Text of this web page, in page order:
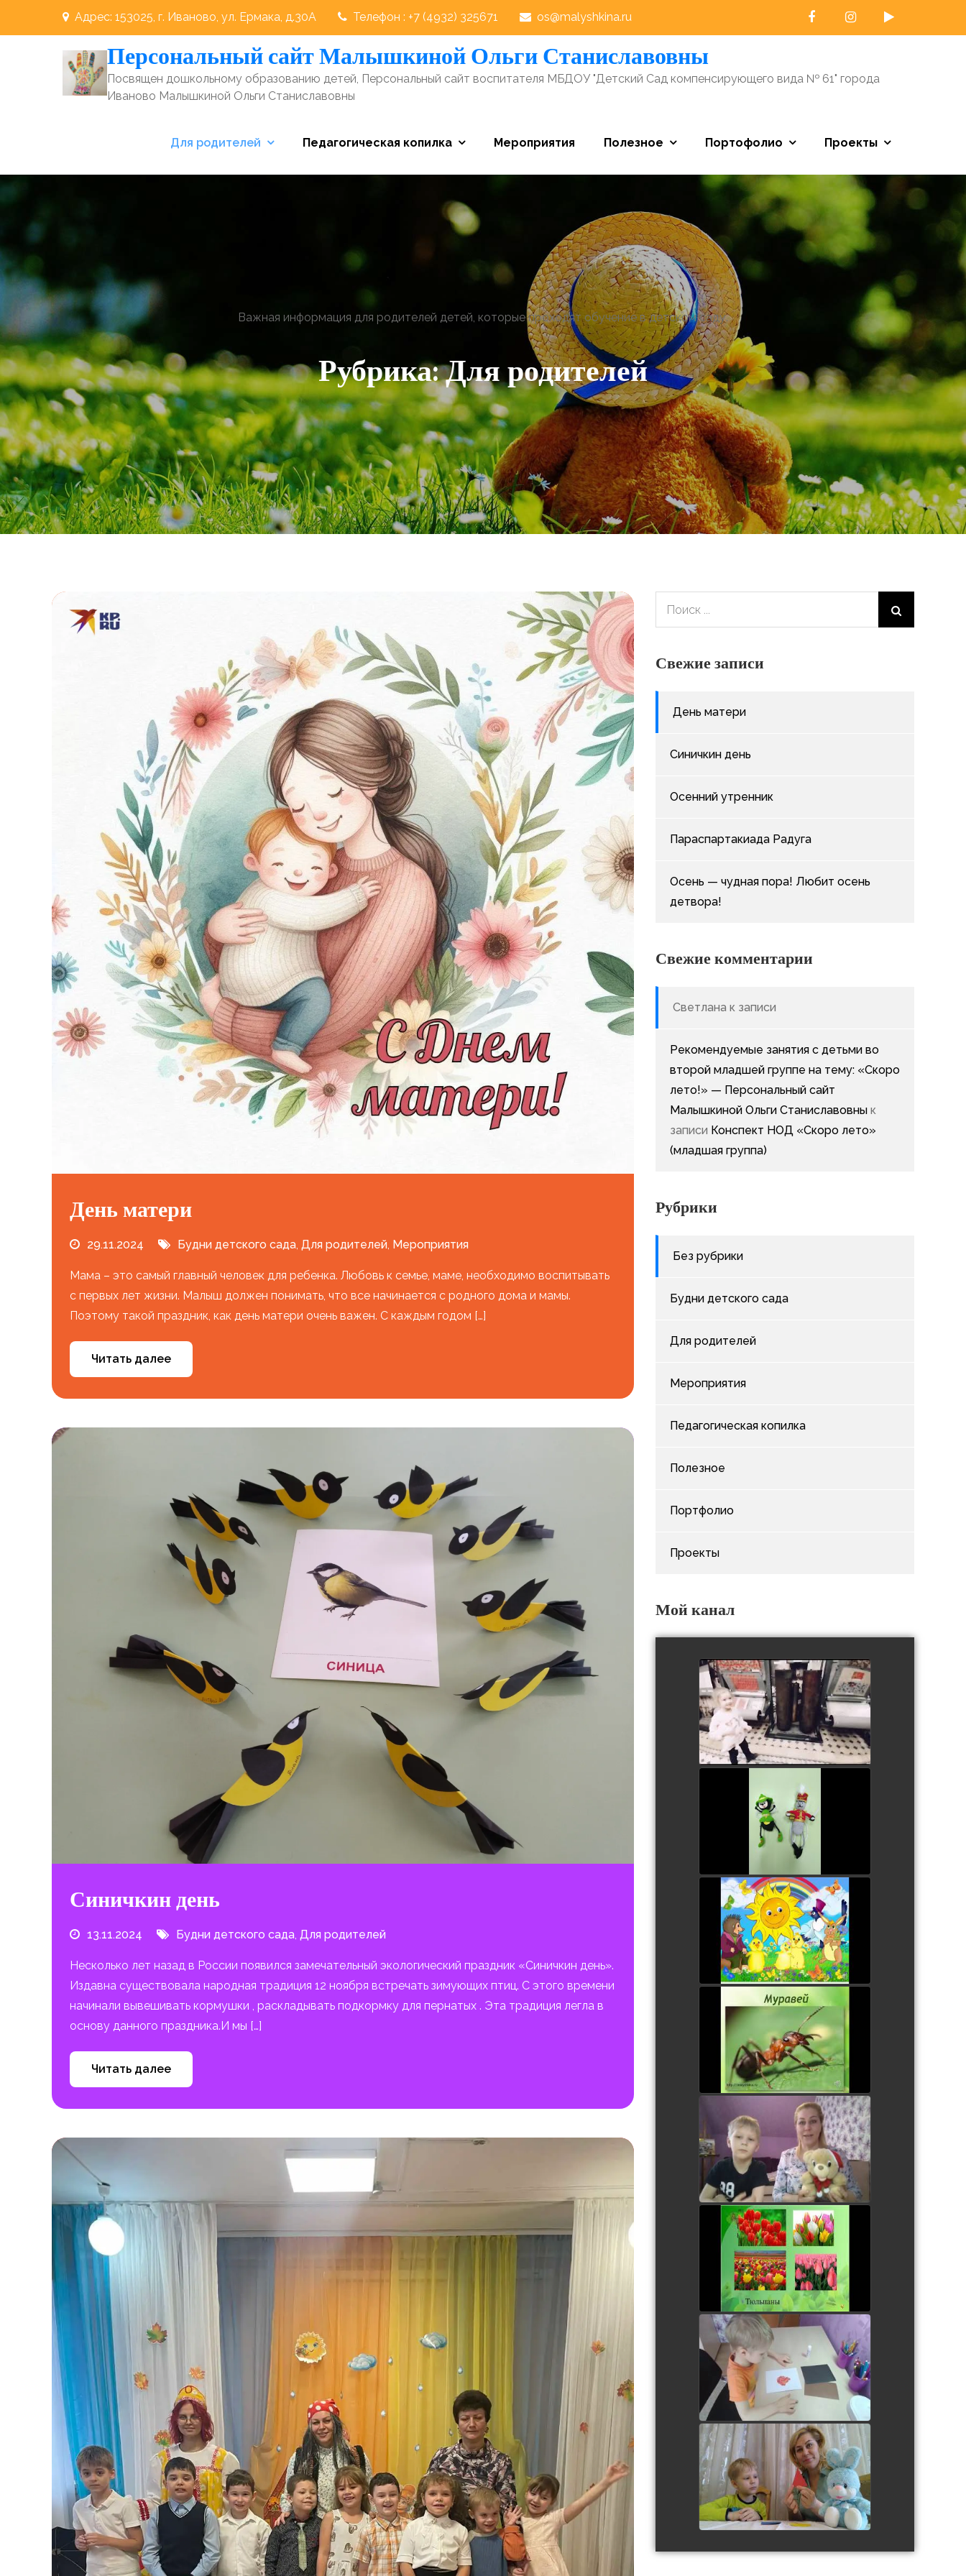
содержимому
Адрес: 153025, г. Иваново, ул. Ермака, д.30А Телефон : +7 (4932) 325671 os@malyshkina.ru
Персональный сайт Малышкиной Ольги Станиславовны
Посвящен дошкольному образованию детей, Персональный сайт воспитателя МБДОУ "Детский Сад компенсирующего вида № 61" города
Иваново Малышкиной Ольги Станиславовны
Для родителей Педагогическая копилка Мероприятия Полезное Портофолио Проекты
Важная информация для родителей детей, которые проходят обучение в детском саду.
Рубрика:Для родителей
День матери
29.11.2024 Будни детского сада, Для родителей, Мероприятия
Мама – это самый главный человек для ребенка. Любовь к семье, маме, необходимо воспитывать
с первых лет жизни. Малыш должен понимать, что все начинается с родного дома и мамы.
Поэтому такой праздник, как день матери очень важен. С каждым годом […]
Читать далее
Синичкин день
13.11.2024 Будни детского сада, Для родителей
Несколько лет назад в России появился замечательный экологический праздник «Синичкин день».
Издавна существовала народная традиция 12 ноября встречать зимующих птиц. С этого времени
начинали вывешивать кормушки , раскладывать подкормку для пернатых . Эта традиция легла в
основу данного праздника.И мы […]
Читать далее
Свежие записи
День матери
Синичкин день
Осенний утренник
Параспартакиада Радуга
Осень — чудная пора! Любит осень
детвора!
Свежие комментарии
Светлана к записи
Рекомендуемые занятия с детьми во
второй младшей группе на тему: «Скоро
лето!» — Персональный сайт
Малышкиной Ольги Станиславовны к
записи Конспект НОД «Скоро лето»
(младшая группа)
Рубрики
Без рубрики
Будни детского сада
Для родителей
Мероприятия
Педагогическая копилка
Полезное
Портфолио
Проекты
Мой канал
Юные инженерики. Ева
watch video
В гостях у мухи - цокотухи
watch video
У солнышка в гостях
watch video
Занятие с дошкольниками
watch video
Витаминки для Мишки.
Лепка.
watch video
Первые весенние цветы.
Занятие для дошкольников
watch video
Аппликация "Вечный огонь"
watch video
watch video